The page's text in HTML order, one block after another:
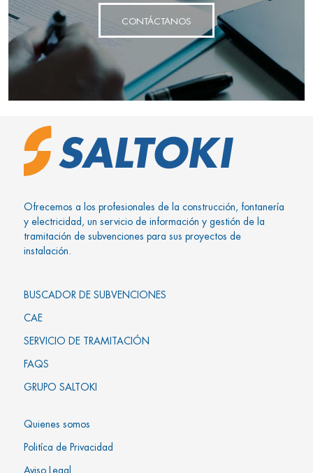
CONTÁCTANOS
Ofrecemos a los profesionales de la construcción, fontanería
y electricidad, un servicio de información y gestión de la
tramitación de subvenciones para sus proyectos de
instalación.
BUSCADOR DE SUBVENCIONES
CAE
SERVICIO DE TRAMITACIÓN
FAQS
GRUPO SALTOKI
Quienes somos
Politíca de Privacidad
Aviso Legal